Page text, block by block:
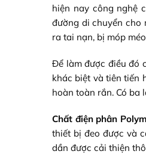
hiện nay công nghệ
đường di chuyển cho
ra tai nạn, bị móp
Để làm được điều đó
khác biệt và tiên tiến
hoàn toàn rắn. Có ba
Chất điện phân
thiết bị đeo được và
dần được cải thiện